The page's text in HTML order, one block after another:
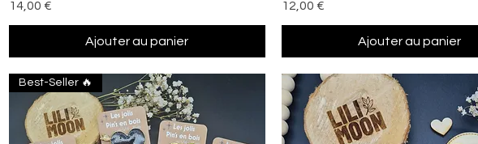
Prix
14,00 €
Ajouter au panier
Prix
12,00 €
Ajouter au panier
Best-Seller 🔥